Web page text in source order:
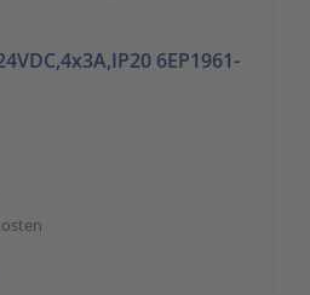
6EP1961-